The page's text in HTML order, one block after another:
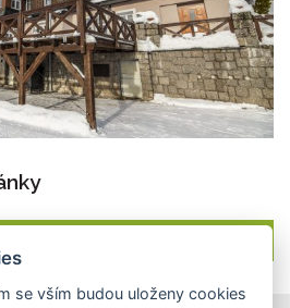
se vším budou uloženy cookies